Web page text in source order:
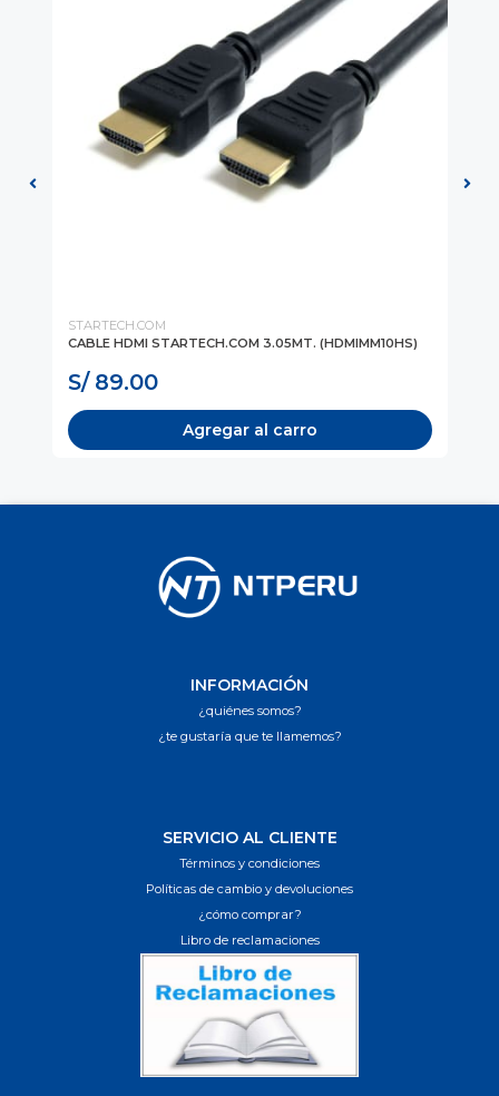
STARTECH.COM
CABLE HDMI STARTECH.COM 3.05MT. (HDMIMM10HS)
S/ 89.00
Agregar al carro
INFORMACIÓN
¿quiénes somos?
¿te gustaría que te llamemos?
SERVICIO AL CLIENTE
Términos y condiciones
Políticas de cambio y devoluciones
¿cómo comprar?
Libro de reclamaciones